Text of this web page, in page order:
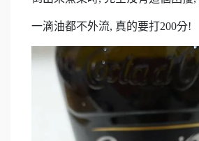
一滴油都不外流, 真的要打200分!